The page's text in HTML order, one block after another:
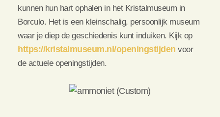
kunnen hun hart ophalen in het Kristalmuseum in
Borculo. Het is een kleinschalig, persoonlijk museum
waar je diep de geschiedenis kunt induiken. Kijk op
https://kristalmuseum.nl/openingstijden voor
de actuele openingstijden.